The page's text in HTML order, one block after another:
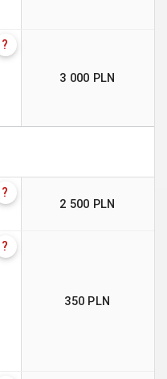
?
3 000 PLN
?
2 500 PLN
?
350 PLN